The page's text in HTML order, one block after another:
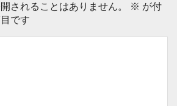
されることはありません。 ※ が付
です